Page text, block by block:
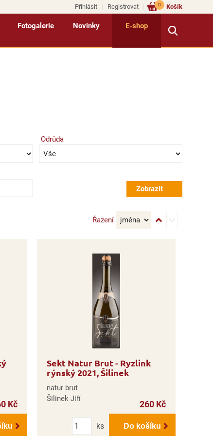
Přihlásit Registrovat Košík
0
Fotogalerie Novinky E-shop
Odrůda
Řazení
Kč
Sekt Natur Brut - Ryzlink
rýnský 2021, Šilinek
natur brut
Šilinek Jiří
260 Kč
Počet
ks
Do košíku